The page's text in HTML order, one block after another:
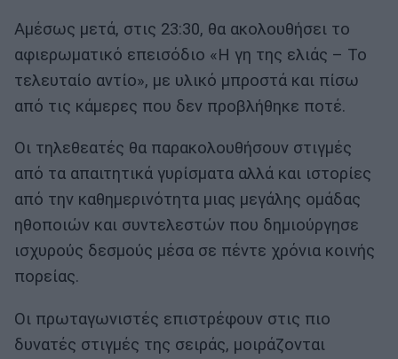
Αμέσως μετά, στις 23:30, θα ακολουθήσει το
αφιερωματικό επεισόδιο «Η γη της ελιάς – Το
τελευταίο αντίο», με υλικό μπροστά και πίσω
από τις κάμερες που δεν προβλήθηκε ποτέ.
Οι τηλεθεατές θα παρακολουθήσουν στιγμές
από τα απαιτητικά γυρίσματα αλλά και ιστορίες
από την καθημερινότητα μιας μεγάλης ομάδας
ηθοποιών και συντελεστών που δημιούργησε
ισχυρούς δεσμούς μέσα σε πέντε χρόνια κοινής
πορείας.
Οι πρωταγωνιστές επιστρέφουν στις πιο
δυνατές στιγμές της σειράς, μοιράζονται